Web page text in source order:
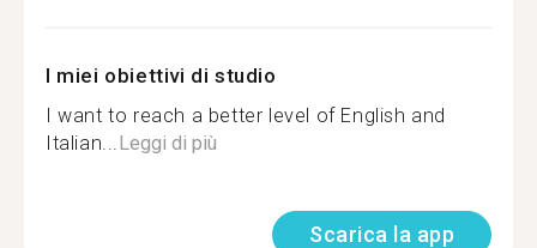
I miei obiettivi di studio
I want to reach a better level of English and
Italian... Leggi di più
Scarica la app